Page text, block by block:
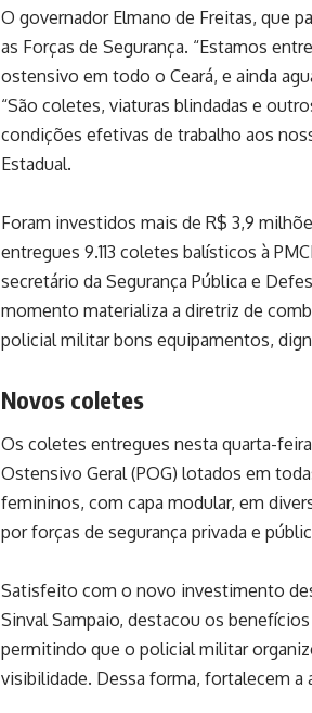
O governador Elmano de Freitas, que
as Forças de Segurança. “Estamos
ostensivo em todo o Ceará, e ainda
“São coletes, viaturas blindadas e
condições efetivas de trabalho aos
Estadual.
Foram investidos mais de R$ 3,9
entregues 9.113 coletes balísticos à
secretário da Segurança Pública e
momento materializa a diretriz de
policial militar bons equipamentos,
Novos coletes
Os coletes entregues nesta quarta-
Ostensivo Geral (POG) lotados em
femininos, com capa modular, em
por forças de segurança privada e
Satisfeito com o novo investimento
Sinval Sampaio, destacou os
permitindo que o policial militar
visibilidade. Dessa forma, fortalecem a